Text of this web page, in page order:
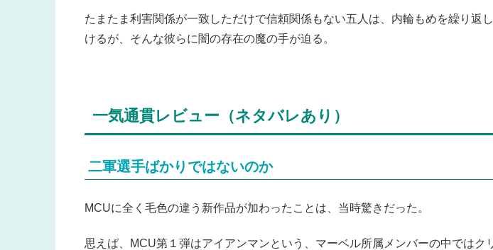
たまたま利害関係が一致しただけで信頼関係もない五人は、内輪もめを繰り返
けるが、そんな彼らに闇の存在の魔の手が迫る。
一気通貫レビュー（ネタバレあり）
二軍選手ばかりではないのか
MCUに全く毛色の違う新作品が加わったことは、当時驚きだった。
思えば、MCU第１弾はアイアンマンという、マーベル所属メンバーの中ではク